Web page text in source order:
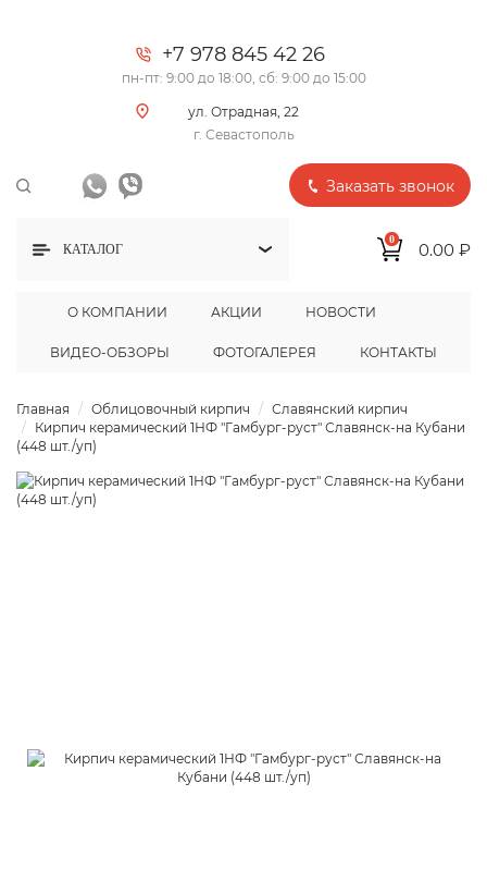
+7 978 845 42 26
пн-пт: 9:00 до 18:00, сб: 9:00 до 15:00
ул. Отрадная, 22
г. Севастополь
Заказать звонок
КАТАЛОГ
О КОМПАНИИ АКЦИИ НОВОСТИ
ВИДЕО-ОБЗОРЫ ФОТОГАЛЕРЕЯ КОНТАКТЫ
0
0.00 ₽
Главная Облицовочный кирпич
Славянский кирпич
Кирпич керамический 1НФ "Гамбург-руст" Славянск-на Кубани
(448 шт./уп)